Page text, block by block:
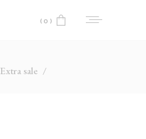
(0)
Extra sale /